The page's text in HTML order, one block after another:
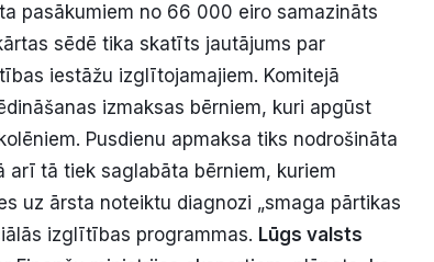
pasākumiem no 66 000 eiro samazināts
sēdē tika skatīts jautājums par
iestāžu izglītojamajiem. Komitejā
izmaksas bērniem, kuri apgūst
Pusdienu apmaksa tiks nodrošināta
arī tā tiek saglabāta bērniem, kuriem
uz ārsta noteiktu diagnozi „smaga pārtikas
izglītības programmas. Lūgs valsts